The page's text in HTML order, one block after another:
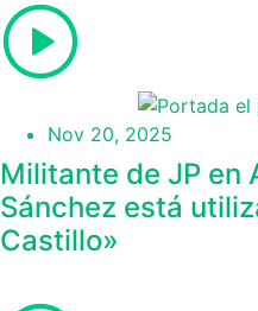
Nov 20, 2025
Militante de JP en
Sánchez está
Castillo»